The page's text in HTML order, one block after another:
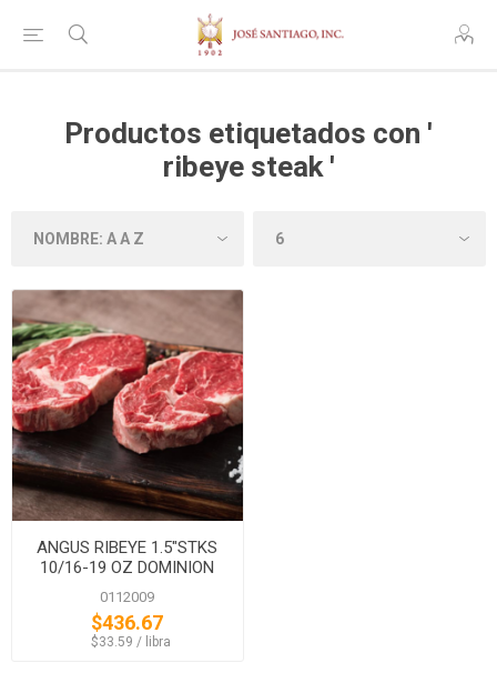
Productos etiquetados con '
ribeye steak '
ANGUS RIBEYE 1.5"STKS
10/16-19 OZ DOMINION
0112009
$436.67
‏‏‎ ‎‏‏‎ ‎$33.59 / libra